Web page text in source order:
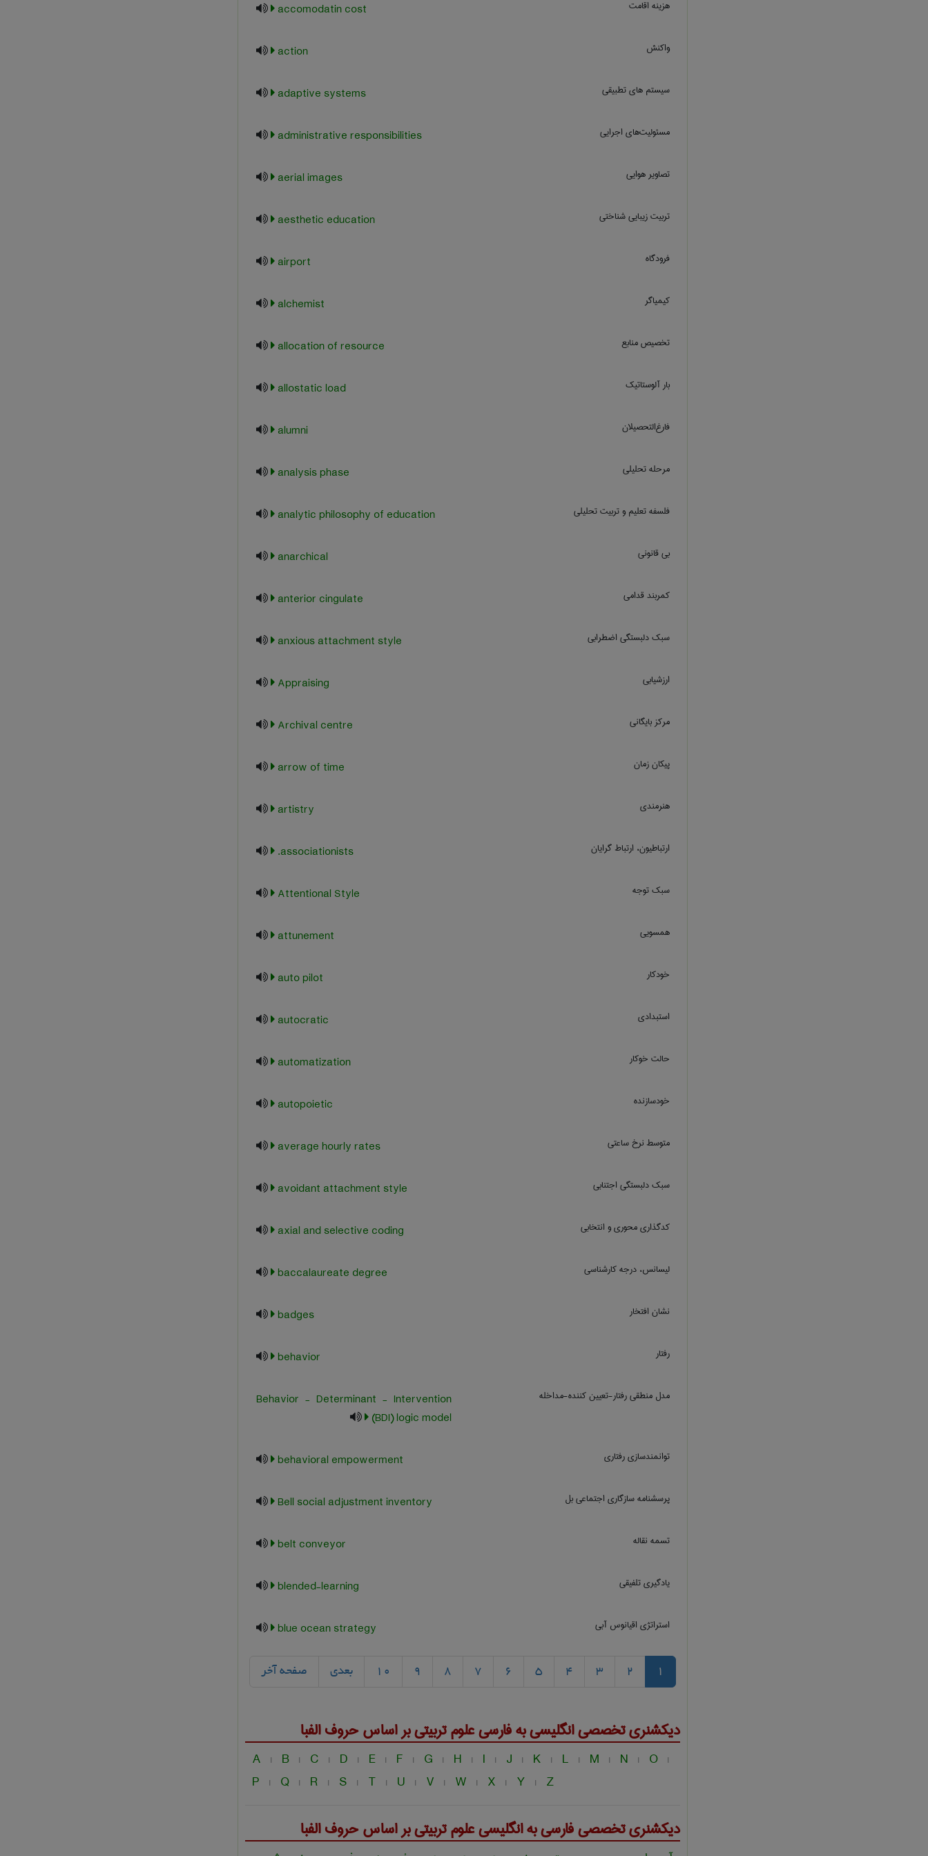
هزینه اقامت accomodatin cost
واکنش action
سیستم های تطبیقی adaptive systems
مسئوليت‌هاي اجرايي administrative responsibilities
تصاویر هوایی aerial images
تربیت زیبایی شناختی aesthetic education
فرودگاه airport
كيمياگر alchemist
تخصیص منابع allocation of resource
بار آلوستاتیک allostatic load
فارغ‌التحصيلان alumni
مرحله تحلیلی analysis phase
فلسفه تعلیم و تربیت تحلیلی analytic philosophy of education
بی قانونی anarchical
کمربند قدامی anterior cingulate
سبک دلبستگی اضطرابی anxious attachment style
ارزشیابی Appraising
مرکز بایگانی Archival centre
پیکان زمان arrow of time
هنرمندي artistry
ارتباطیون، ارتباط گرایان associationists.
سبک توجه Attentional Style
همسویی attunement
خودکار auto pilot
استبدادی autocratic
حالت خوکار automatization
خودسازنده autopoietic
متوسط نرخ ساعتي average hourly rates
سبک دلبستگی اجتنابی avoidant attachment style
کدگذاری محوری و انتخابی axial and selective coding
ليسانس، درجه كارشناسي baccalaureate degree
نشان افتخار badges
رفتار behavior
مدل منطقی رفتار-تعیین کننده-مداخله
Behavior - Determinant - Intervention
(BDI) logic model
توانمندسازی رفتاری behavioral empowerment
پرسشنامه سازگاری اجتماعی بل Bell social adjustment inventory
تسمه نقاله belt conveyor
یادگیری تلفیقی blended-learning
استراتژی اقیانوس آبی blue ocean strategy
1
2
3
4
5
6
7
8
9
10 بعدی صفحه آخر
دیکشنری تخصصی انگلیسی به فارسیعلوم تربيتیبر اساس حروف الفبا
A | B | C | D | E | F | G | H | I | J | K | L | M | N | O |
P | Q | R | S | T | U | V | W | X | Y | Z
دیکشنری تخصصی فارسی به انگلیسیعلوم تربيتیبر اساس حروف الفبا